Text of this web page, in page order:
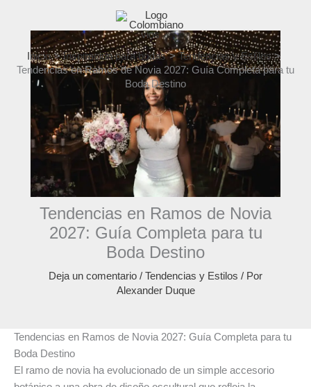
contenido
Inicio
Inspiración para bodas
Tendencias y Estilos
Tendencias en Ramos de Novia 2027: Guía Completa para tu
Boda Destino
Tendencias en Ramos de Novia
2027: Guía Completa para tu
Boda Destino
Deja un comentario / Tendencias y Estilos / Por
Alexander Duque
Tendencias en Ramos de Novia 2027: Guía Completa para tu
Boda Destino
El ramo de novia ha evolucionado de un simple accesorio